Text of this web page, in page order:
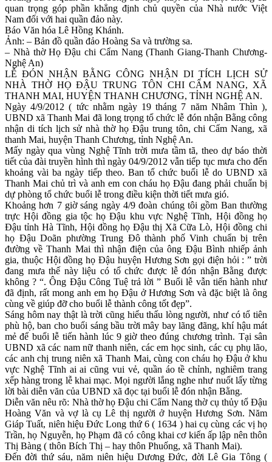
quan trọng góp phần khẳng định chủ quyền của Nhà nước Việt
Nam đối với hai quần đảo này.
Báo Văn hóa Lê Hồng Khánh.
Ảnh: – Bản đồ quần đảo Hoàng Sa và trường sa.
– Nhà thờ Họ Đậu chi Cẩm Nang (Thanh Giang-Thanh Chương-
Nghệ An)
LỄ ĐÓN NHẬN BẰNG CÔNG NHẬN DI TÍCH LỊCH SỬ
NHÀ THỜ HỌ ĐẬU TRUNG TÔN CHI CẨM NANG, XÃ
THANH MAI, HUYỆN THANH CHƯƠNG, TỈNH NGHỆ AN.
Ngày 4/9/2012 ( tức nhằm ngày 19 tháng 7 năm Nhâm Thìn ),
UBND xã Thanh Mai đã long trọng tổ chức lễ đón nhận Bằng công
nhận di tích lịch sử nhà thờ họ Đậu trung tôn, chi Cẩm Nang, xã
thanh Mai, huyện Thanh Chương, tỉnh Nghệ An.
Mấy ngày qua vùng Nghệ Tĩnh trời mưa tầm tã, theo dự báo thời
tiết của đài truyền hình thì ngày 04/9/2012 vẫn tiếp tục mưa cho đến
khoảng vài ba ngày tiếp theo. Ban tổ chức buổi lễ do UBND xã
Thanh Mai chủ trì và anh em con cháu họ Đậu đang phải chuẩn bị
dự phòng tổ chức buổi lễ trong điều kiện thời tiết mưa gió.
Khoảng hơn 7 giờ sáng ngày 4/9 đoàn chúng tôi gồm Ban thường
trực Hội đồng gia tộc họ Đậu khu vực Nghệ Tĩnh, Hội đồng họ
Đậu tỉnh Hà Tĩnh, Hội đồng họ Đậu thị Xã Cữa Lò, Hội đồng chi
họ Đậu Doãn phường Trung Đô thành phố Vinh chuẩn bị trên
đường về Thanh Mai thì nhận điện của ông Đậu Bình nhiếp ảnh
gia, thuộc Hội đồng họ Đậu huyện Hương Sơn gọi điện hỏi : ” trời
đang mưa thế này liệu có tổ chức được lễ đón nhận Bằng được
không ? “. Ông Đậu Công Tuệ trả lời ” Buổi lễ vẫn tiến hành như
đã định, rất mong anh em họ Đậu ở Hương Sơn và đặc biệt là ông
cùng về giúp đỡ cho buổi lễ thành công tốt đẹp”.
Sáng hôm nay thật là trời cũng hiểu thấu lòng người, như có tổ tiên
phù hộ, ban cho buổi sáng bầu trời mây bay lãng đãng, khí hậu mát
mẻ để buổi lễ tiến hành lúc 9 giờ theo đúng chương trình. Tại sân
UBND xã các nam nữ thanh niên, các em học sinh, các cụ phụ lão,
các anh chị trung niên xã Thanh Mai, cùng con cháu họ Đậu ở khu
vực Nghệ Tĩnh ai ai cũng vui vẻ, quần áo tề chỉnh, nghiêm trang
xếp hàng trong lễ khai mạc. Mọi người lắng nghe như nuốt lấy từng
lời bài diễn văn của UBND xã đọc tại buổi lễ đón nhận Bằng.
Diễn văn nêu rõ: Nhà thờ họ Đậu chi Cẩm Nang thờ cụ thủy tổ Đậu
Hoàng Văn và vợ là cụ Lê thị người ở huyện Hương Sơn. Năm
Giáp Tuất, niên hiệu Đức Long thứ 6 ( 1634 ) hai cụ cùng các vị họ
Trần, họ Nguyễn, họ Phạm đã có công khai cơ kiến ấp lập nên thôn
Thị Bàng ( thôn Bích Thị – hay thôn Phuống, xã Thanh Mai).
Đến đời thứ sáu, năm niên hiệu Dương Đức, đời Lê Gia Tông (